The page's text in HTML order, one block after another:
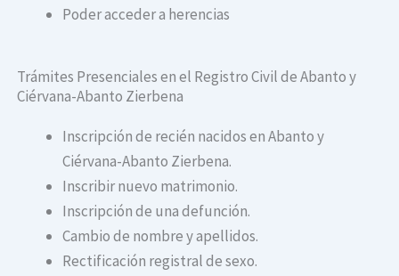
Poder acceder a herencias
Trámites Presenciales en el Registro Civil de Abanto y
Ciérvana-Abanto Zierbena
Inscripción de recién nacidos en Abanto y
Ciérvana-Abanto Zierbena.
Inscribir nuevo matrimonio.
Inscripción de una defunción.
Cambio de nombre y apellidos.
Rectificación registral de sexo.